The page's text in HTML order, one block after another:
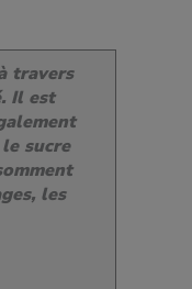
travers
Il est
sucre
les